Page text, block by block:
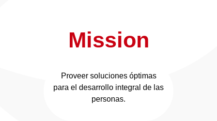
Mission
Proveer soluciones óptimas
para el desarrollo integral de las
personas.